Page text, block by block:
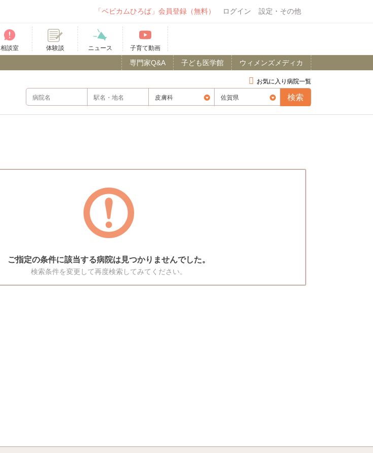
「ベビカムひろば」会員登録（無料） ログイン 設定・その他
相談室 体験談 ニュース 子育て動画
ウィメンズメディカ
子ども医学館
専門家Q&A
お気に入り病院一覧
ご指定の条件に該当する病院は見つかりませんでした。
検索条件を変更して再度検索してみてください。